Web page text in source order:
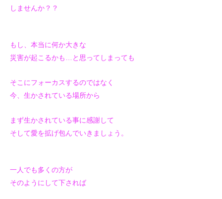
しませんか？？
もし、本当に何か大きな
災害が起こるかも…と思ってしまっても
そこにフォーカスするのではなく
今、生かされている場所から
まず生かされている事に感謝して
そして愛を拡げ包んでいきましょう。
一人でも多くの方が
そのようにして下されば